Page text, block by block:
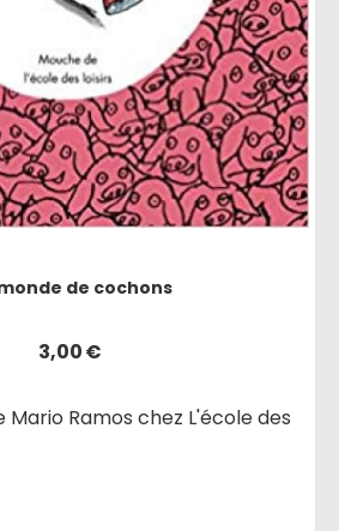
de cochons
3,00€
Mario Ramos chez L'école des